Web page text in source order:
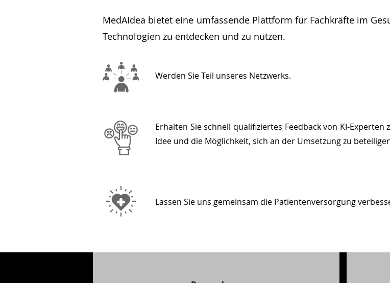
MedAIdea bietet eine umfassende Plattform für Fachkräfte im
Technologien zu entdecken und zu nutzen.
Werden Sie Teil unseres Netzwerks.
Erhalten Sie schnell qualifiziertes Feedback von KI-Experten
Idee und die Möglichkeit, sich an der Umsetzung zu
Lassen Sie uns gemeinsam die Patientenversorgung